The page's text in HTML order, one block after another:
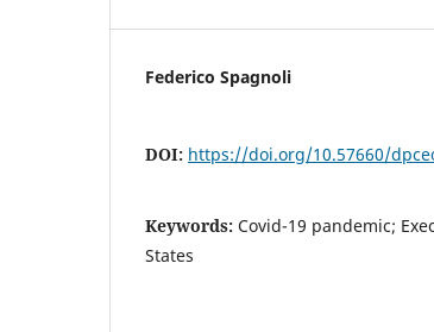
Federico Spagnoli
DOI: https://doi.org/10.57660/
Keywords: Covid-19 pandemic;
States